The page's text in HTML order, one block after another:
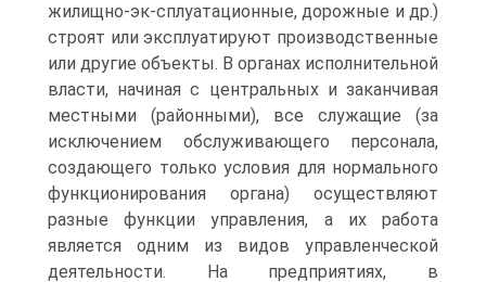
жилищно-эк-сплуатационные, дорожные и др.)
строят или эксплуатируют производственные
или другие объекты. В органах исполнительной
власти, начиная с центральных и заканчивая
местными (районными), все служащие (за
исключением обслуживающего персонала,
создающего только условия для нормального
функционирования органа) осуществляют
разные функции управления, а их работа
является одним из видов управленческой
деятельности. На предприятиях, в